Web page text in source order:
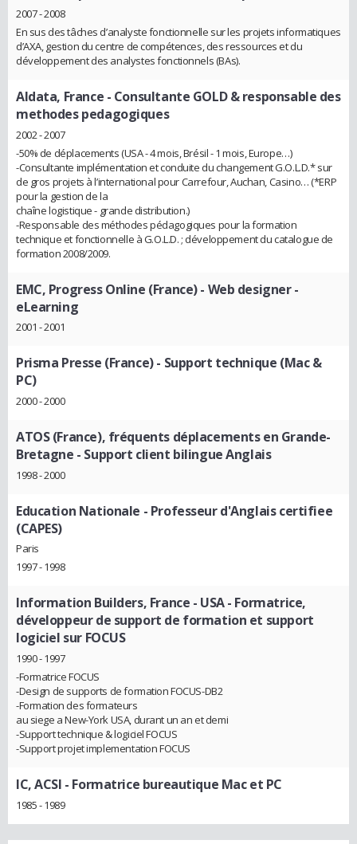
2007 - 2008
En sus des tâches d’analyste fonctionnelle sur les projets informatiques
d’AXA, gestion du centre de compétences, des ressources et du
développement des analystes fonctionnels (BAs).
Aldata, France - Consultante GOLD & responsable des
methodes pedagogiques
2002 - 2007
-50% de déplacements (USA - 4 mois, Brésil - 1 mois, Europe…)
-Consultante implémentation et conduite du changement G.O.L.D.* sur
de gros projets à l’international pour Carrefour, Auchan, Casino… (*ERP
pour la gestion de la
chaîne logistique - grande distribution.)
-Responsable des méthodes pédagogiques pour la formation
technique et fonctionnelle à G.O.L.D. ; développement du catalogue de
formation 2008/2009.
EMC, Progress Online (France)- Web designer -
eLearning
2001 - 2001
Prisma Presse (France)- Support technique (Mac &
PC)
2000 - 2000
ATOS (France), fréquents déplacements en Grande-
Bretagne - Support client bilingue Anglais
1998 - 2000
Education Nationale - Professeur d'Anglais certifiee
(CAPES)
Paris
1997 - 1998
Information Builders, France - USA- Formatrice,
développeur de support de formation et support
logiciel sur FOCUS
1990 - 1997
-Formatrice FOCUS
-Design de supports de formation FOCUS-DB2
-Formation des formateurs
au siege a New-York USA, durant un an et demi
-Support technique & logiciel FOCUS
-Support projet implementation FOCUS
IC, ACSI - Formatrice bureautique Mac et PC
1985 - 1989